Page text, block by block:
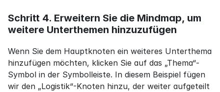
Schritt 4. Erweitern Sie die Mindmap, um
weitere Unterthemen hinzuzufügen
Wenn Sie dem Hauptknoten ein weiteres Unterthema
hinzufügen möchten, klicken Sie auf das „Thema“-
Symbol in der Symbolleiste. In diesem Beispiel fügen
wir den „Logistik“-Knoten hinzu, der weiter aufgeteilt